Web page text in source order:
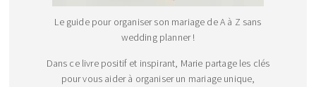
Le guide pour organiser son mariage de A à Z sans
wedding planner !
Dans ce livre positif et inspirant, Marie partage les clés
pour vous aider à organiser un mariage unique,